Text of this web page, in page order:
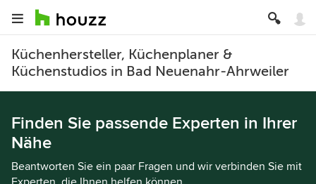
Küchenhersteller, Küchenplaner &
Küchenstudios in Bad Neuenahr-Ahrweiler
Finden Sie passende Experten in Ihrer
Nähe
Beantworten Sie ein paar Fragen und wir verbinden Sie mit